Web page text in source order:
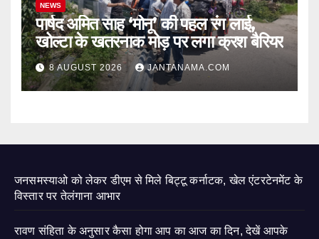
NEWS
पार्षद अमित साह ‘मोनू’ की पहल रंग लाई,
खोल्टा के खतरनाक मोड़ पर लगा क्रश बैरियर
8 AUGUST 2026 JANTANAMA.COM
जनसमस्याओ को लेकर डीएम से मिले बिट्टू कर्नाटक, खेल एंटरटेनमेंट के
विस्तार पर तेलंगाना आभार
रावण संहिता के अनुसार कैसा होगा आप का आज का दिन, देखें आपके